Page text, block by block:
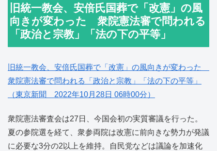
旧統一教会、安倍氏国葬で「改憲」の風
向きが変わった 衆院憲法審で問われる
「政治と宗教」「法の下の平等」
旧統一教会、安倍氏国葬で「改憲」の風向きが変わった
衆院憲法審で問われる「政治と宗教」「法の下の平等」
（東京新聞 2022年10月28日 06時00分）
衆院憲法審査会は27日、今国会初の実質審議を行った。
夏の参院選を経て、衆参両院は改憲に前向きな勢力が発議
に必要な3分の2以上を維持。自民党などは議論を加速化